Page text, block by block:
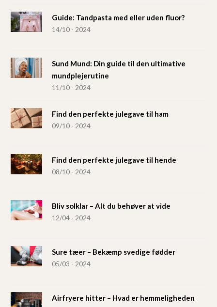
Guide: Tandpasta med eller uden fluor?
14/10 - 2024
Sund Mund: Din guide til den ultimative
mundplejerutine
11/10 - 2024
Find den perfekte julegave til ham
09/10 - 2024
Find den perfekte julegave til hende
08/10 - 2024
Bliv solklar – Alt du behøver at vide
12/04 - 2024
Sure tæer – Bekæmp svedige fødder
05/03 - 2024
Airfryere hitter – Hvad er hemmeligheden